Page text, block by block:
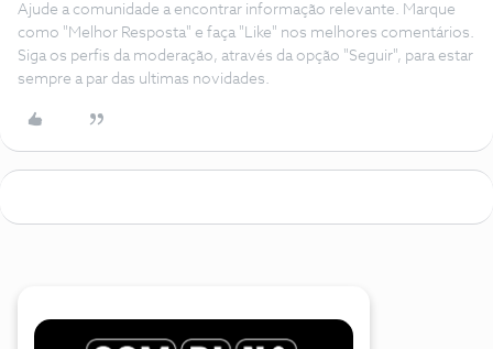
Ajude a comunidade a encontrar informação relevante. Marque
como "Melhor Resposta" e faça "Like" nos melhores comentários.
Siga os perfis da moderação, através da opção "Seguir", para estar
sempre a par das ultimas novidades.